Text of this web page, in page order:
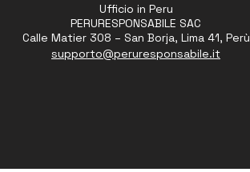
Ufficio in Peru
PERURESPONSABILE SAC
Calle Matier 308 – San Borja, Lima 41, Perù
supporto@peruresponsabile.it